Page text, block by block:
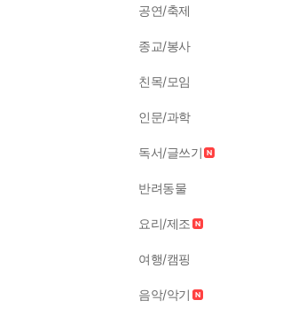
공연/축제
종교/봉사
친목/모임
인문/과학
독서/글쓰기
반려동물
요리/제조
여행/캠핑
음악/악기